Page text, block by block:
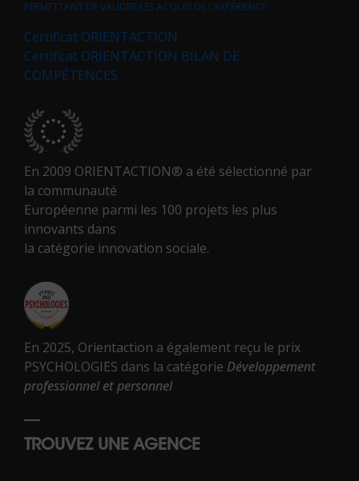
PERMETTANT DE VALIDER LES ACQUIS DE L’EXPÉRIENCE
Certificat ORIENTACTION
Certificat ORIENTACTION BILAN DE
COMPÉTENCES
En 2009 ORIENTACTION® a été sélectionné par
la communauté
Européenne parmi les 100 projets les plus
innovants dans
la catégorie innovation sociale.
En 2025, Orientaction a également reçu le prix
PSYCHOLOGIES dans la catégorie Développement
professionnel et personnel
TROUVEZ UNE AGENCE